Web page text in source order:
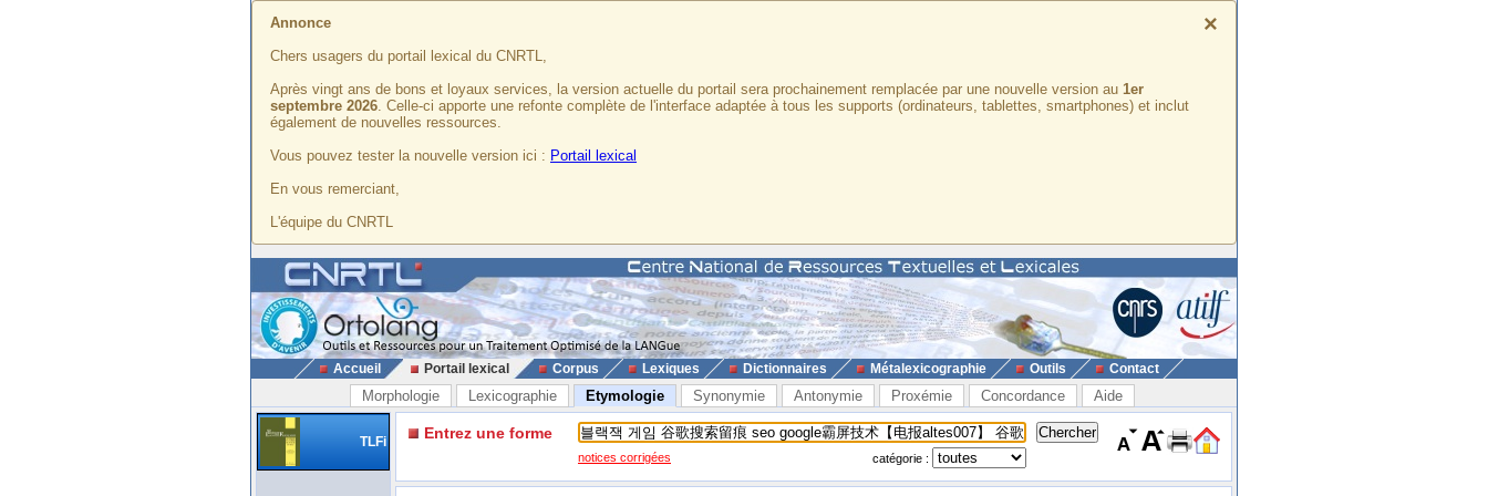
×
Annonce
Chers usagers du portail lexical du CNRTL,
Après vingt ans de bons et loyaux services, la version actuelle du portail sera prochainement remplacée par une nouvelle version au 1er
septembre 2026. Celle-ci apporte une refonte complète de l'interface adaptée à tous les supports (ordinateurs, tablettes, smartphones) et inclut
également de nouvelles ressources.
Vous pouvez tester la nouvelle version ici : Portail lexical
En vous remerciant,
L'équipe du CNRTL
Accueil Portail lexical Corpus Lexiques Dictionnaires Métalexicographie Outils Contact
Morphologie Lexicographie Etymologie Synonymie Antonymie Proxémie Concordance Aide
TLFi Entrez une forme
notices corrigées catégorie :